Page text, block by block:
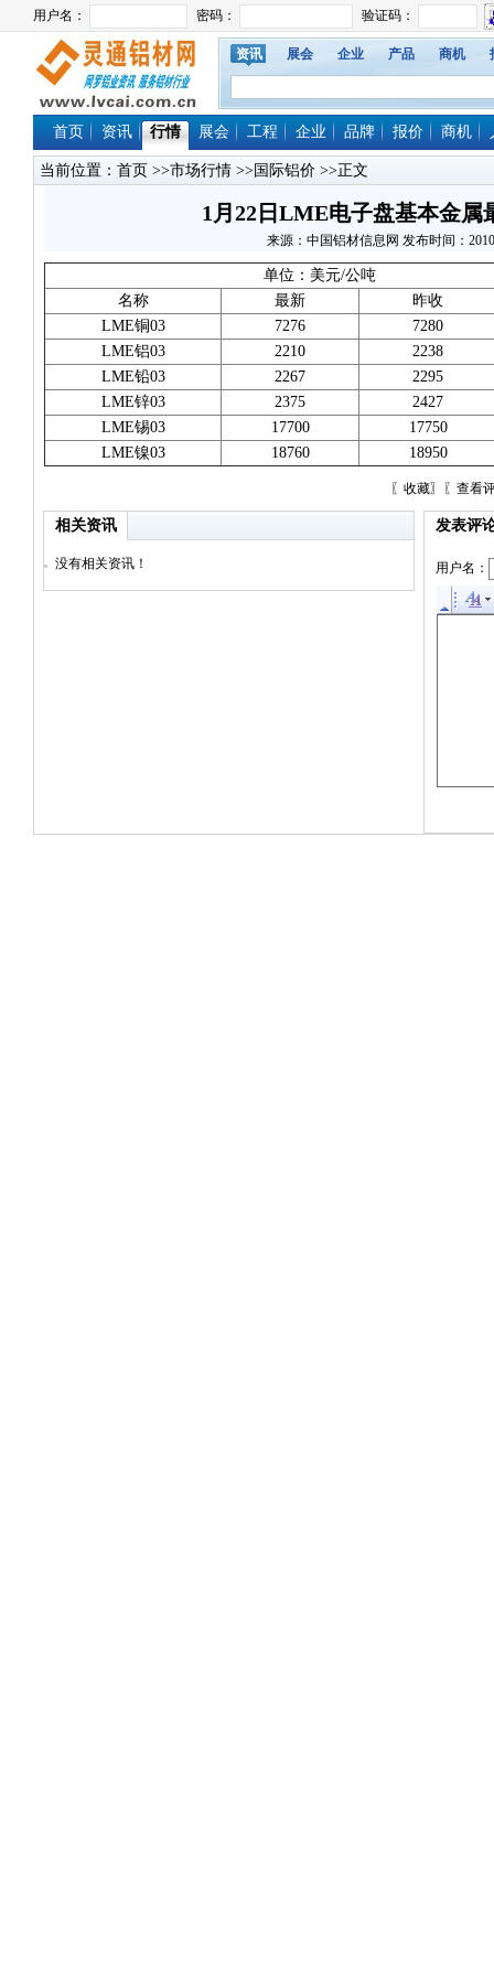
资讯 展会 企业 产品 商机
首页 资讯 行情 展会 工程 企业 品牌 报价 商机
当前位置： 首页 >>市场行情 >>国际铝价 >>正文
1月22日LME电子盘基本金属
来源：中国铝材信息网 发布时间：
单位：美元/公吨
名称
最新
昨收
LME铜03
7276
7280
LME铝03
2210
2238
LME铅03
2267
2295
LME锌03
2375
2427
LME锡03
17700
17750
LME镍03
18760 18950
〖 收藏〗〖 查看
相关资讯
没有相关资讯！
发表评
用户名：